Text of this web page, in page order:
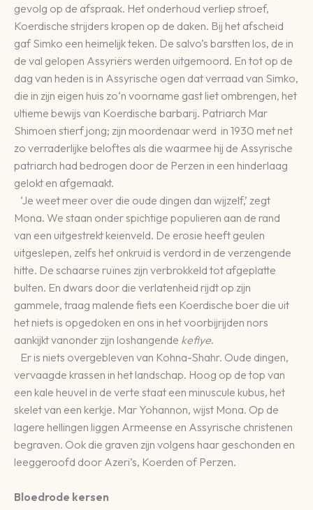
gevolg op de afspraak. Het onderhoud verliep stroef,
Koerdische strijders kropen op de daken. Bij het afscheid
gaf Simko een heimelijk teken. De salvo’s barstten los, de in
de val gelopen Assyriërs werden uitgemoord. En tot op de
dag van heden is in Assyrische ogen dat verraad van Simko,
die in zijn eigen huis zo‘n voorname gast liet ombrengen, het
ultieme bewijs van Koerdische barbarij. Patriarch Mar
Shimoen stierf jong; zijn moordenaar werd in 1930 met net
zo verraderlijke beloftes als die waarmee hij de Assyrische
patriarch had bedrogen door de Perzen in een hinderlaag
gelokt en afgemaakt.
‘Je weet meer over die oude dingen dan wijzelf,’ zegt
Mona. We staan onder spichtige populieren aan de rand
van een uitgestrekt keienveld. De erosie heeft geulen
uitgeslepen, zelfs het onkruid is verdord in de verzengende
hitte. De schaarse ruïnes zijn verbrokkeld tot afgeplatte
bulten. En dwars door die verlatenheid rijdt op zijn
gammele, traag malende fiets een Koerdische boer die uit
het niets is opgedoken en ons in het voorbijrijden nors
aankijkt vanonder zijn loshangende kefiye.
Er is niets overgebleven van Kohna-Shahr. Oude dingen,
vervaagde krassen in het landschap. Hoog op de top van
een kale heuvel in de verte staat een minuscule kubus, het
skelet van een kerkje. Mar Yohannon, wijst Mona. Op de
lagere hellingen liggen Armeense en Assyrische christenen
begraven. Ook die graven zijn volgens haar geschonden en
leeggeroofd door Azeri’s, Koerden of Perzen.
Bloedrode kersen